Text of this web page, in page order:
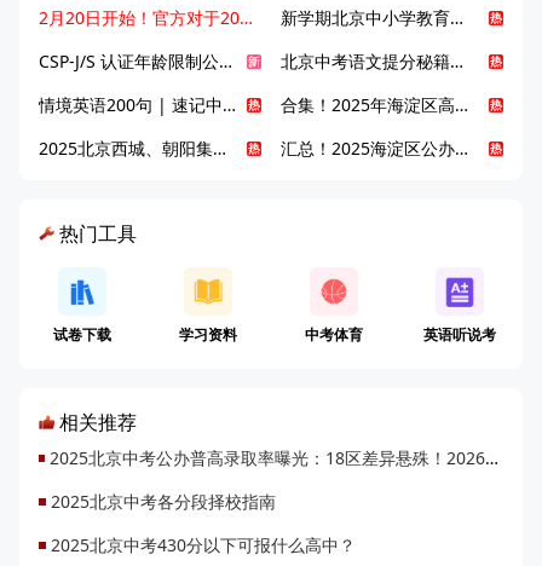
2月20日开始！官方对于2025年北京市中招体检问题解答！
新学期北京中小学教育八大变化全解析：学位、政策、教学等方面迎新变革
CSP-J/S 认证年龄限制公告发布，新规即日起实施！
北京中考语文提分秘籍！攻克 5000 易混易错字
情境英语200句 | 速记中考英语1600词
合集！2025年海淀区高中校情介绍
2025北京西城、朝阳集团校直升新动态
汇总！2025海淀区公办高中校情全解
热门工具
试卷下载 学习资料 中考体育 英语听说考
相关推荐
2025北京中考公办普高录取率曝光：18区差异悬殊！2026升学机会将增1.48万
2025北京中考各分段择校指南
2025北京中考430分以下可报什么高中？